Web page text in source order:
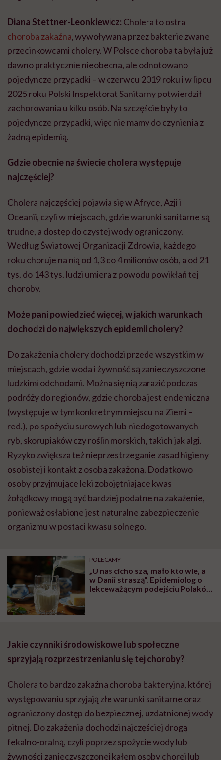
Diana Stettner-Leonkiewicz: Cholera to ostra
choroba zakaźna, wywoływana przez bakterie zwane
przecinkowcami cholery. W Polsce choroba ta była już
dawno praktycznie nieobecna, ale odnotowano
pojedyncze przypadki – w czerwcu 2019 roku i w lipcu
2025 roku Polski Inspektorat Sanitarny potwierdził
zachorowania u kilku osób. Na szczęście były to
pojedyncze przypadki, więc nie mamy do czynienia z
żadną epidemią.
Gdzie obecnie na świecie cholera występuje
najczęściej?
Cholera najczęściej pojawia się w Afryce, Azji i
Oceanii, czyli w miejscach, gdzie warunki sanitarne są
trudne, a dostęp do czystej wody ograniczony.
Według Światowej Organizacji Zdrowia, każdego
roku choruje na nią od 1,3 do 4 milionów osób, a od 21
tys. do 143 tys. ludzi umiera z powodu powikłań tej
choroby.
Może pani powiedzieć więcej, w jakich warunkach
dochodzi do największych epidemii cholery?
Do zakażenia cholery dochodzi przede wszystkim w
miejscach, gdzie woda i żywność są zanieczyszczone
ludzkimi odchodami. Można się nią zarazić podczas
podróży do regionów, gdzie choroba jest endemiczna
(występuje w tym konkretnym miejscu na Ziemi –
red.), po spożyciu surowych lub niedogotowanych
ryb, skorupiaków czy roślin morskich, takich jak algi.
Ryzyko zwiększa też nieprzestrzeganie zasad higieny
osobistej i kontakt z osobą zakażoną. Dodatkowo
osoby przyjmujące leki zobojętniające kwas
żołądkowy mogą być bardziej podatne na zakażenie,
ponieważ osłabione jest naturalne zabezpieczenie
organizmu w postaci kwasu solnego.
POLECAMY
„U nas cicho sza, mało kto wie, a
w Danii straszą”. Epidemiolog o
lekceważącym podejściu Polaków
Jakie czynniki środowiskowe lub społeczne
sprzyjają rozprzestrzenianiu się tej choroby?
Cholera to bardzo zakaźna choroba bakteryjna, której
występowaniu sprzyjają złe warunki sanitarne oraz
ograniczony dostęp do bezpiecznej, uzdatnionej wody
pitnej. Do zakażenia dochodzi najczęściej drogą
fekalno-oralną, czyli poprzez spożycie wody lub
żywności zanieczyszczonej kałem osoby chorej lub